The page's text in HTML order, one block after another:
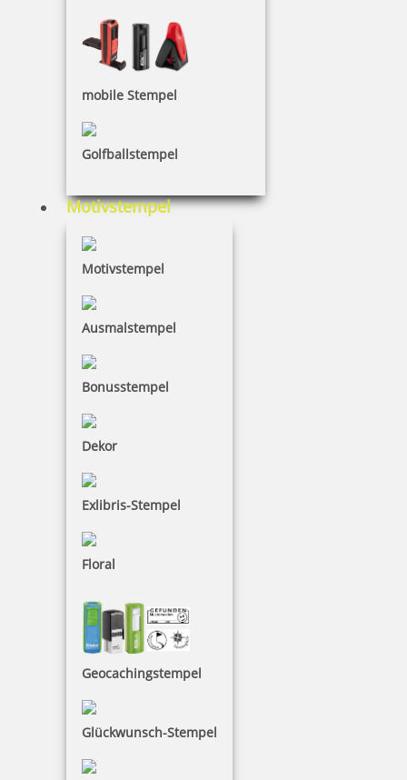
mobile Stempel
Golfballstempel
Motivstempel
Motivstempel
Ausmalstempel
Bonusstempel
Dekor
Exlibris-Stempel
Floral
Geocachingstempel
Glückwunsch-Stempel